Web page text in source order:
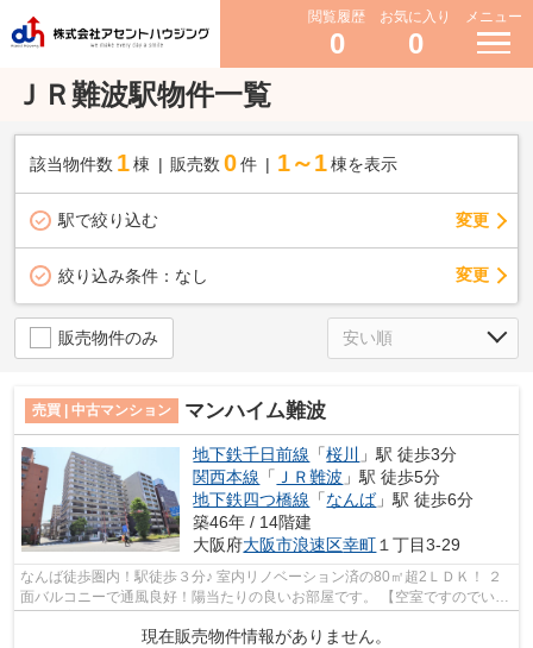
閲覧履歴
0
お気に入り
0
メニュー
ＪＲ難波駅物件一覧
該当物件数 1棟 販売数 0 件 1～1 棟を表示
駅で絞り込む 変更
絞り込み条件： なし 変更
販売物件のみ
売買 | 中古マンション マンハイム難波
地下鉄千日前線 「桜川
」駅 徒歩3分
関西本線 「 ＪＲ難波 」駅 徒歩5分
地下鉄四つ橋線 「なんば」駅 徒歩6分
築46年 / 14階建
大阪府大阪市浪速区幸町 １丁目3-29
なんば徒歩圏内！駅徒歩３分♪ 室内リノベーション済の80㎡超2ＬＤＫ！ ２
面バルコニーで通風良好！陽当たりの良いお部屋です。 【空室ですのでいつ
現在販売物件情報がありません。